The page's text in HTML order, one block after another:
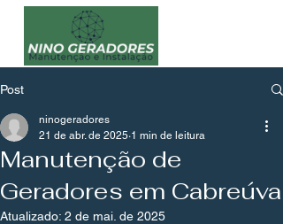
Post
Manutenção de
Geradores em Cabreúva
ninogeradores
21 de abr. de 2025 1 min de leitura
Atualizado: 2 de mai. de 2025